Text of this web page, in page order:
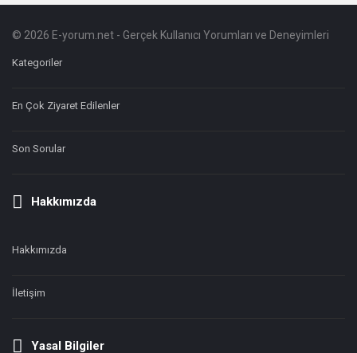
Footer
Hakkında
© 2026 E-yorum.net - Gerçek Kullanıcı Yorumları ve Deneyimleri
Kategoriler
En Çok Ziyaret Edilenler
Son Sorular
Hakkımızda
Hakkımızda
İletişim
Yasal Bilgiler